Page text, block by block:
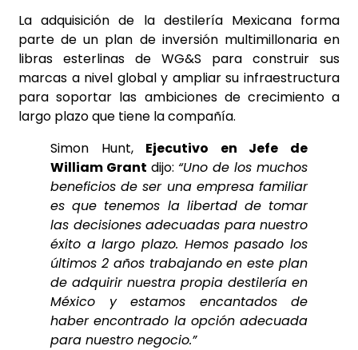
La adquisición de la destilería Mexicana forma
parte de un plan de inversión multimillonaria en
libras esterlinas de WG&S para construir sus
marcas a nivel global y ampliar su infraestructura
para soportar las ambiciones de crecimiento a
largo plazo que tiene la compañía.
Simon Hunt, Ejecutivo en Jefe de
William Grant dijo: “Uno de los muchos
beneficios de ser una empresa familiar
es que tenemos la libertad de tomar
las decisiones adecuadas para nuestro
éxito a largo plazo. Hemos pasado los
últimos 2 años trabajando en este plan
de adquirir nuestra propia destilería en
México y estamos encantados de
haber encontrado la opción adecuada
para nuestro negocio.”